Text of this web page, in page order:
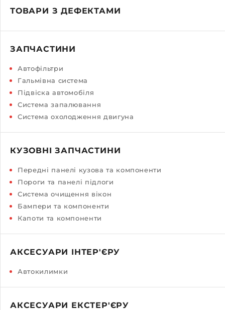
ТОВАРИ З ДЕФЕКТАМИ
ЗАПЧАСТИНИ
Автофільтри
Гальмівна система
Підвіска автомобіля
Система запалювання
Система охолодження двигуна
КУЗОВНІ ЗАПЧАСТИНИ
Передні панелі кузова та компоненти
Пороги та панелі підлоги
Система очищення вікон
Бампери та компоненти
Капоти та компоненти
АКСЕСУАРИ ІНТЕР'ЄРУ
Автокилимки
АКСЕСУАРИ ЕКСТЕР'ЄРУ